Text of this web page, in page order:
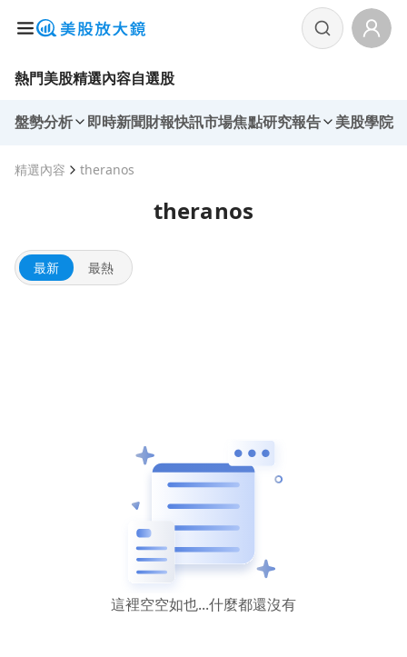
熱門美股精選內容自選股
盤勢分析 即時新聞財報快訊市場焦點研究報告 美股學院
精選內容 theranos
theranos
最新 最熱
這裡空空如也...什麼都還沒有